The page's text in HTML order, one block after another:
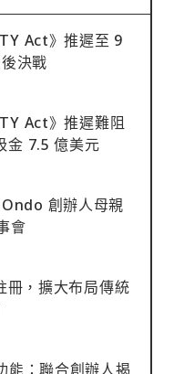
Act》推遲至 9
決戰
Act》推遲難阻
金 7.5 億美元
創辦人母親
會
，擴大布局傳統
能：聯合創辦人揭